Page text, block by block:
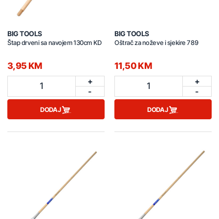
BIG TOOLS
Štap drveni sa navojem 130cm KD
3,95 KM
1
+
-
DODAJ
BIG TOOLS
Oštrač za noževe i sjekire 789
11,50 KM
1
+
-
DODAJ